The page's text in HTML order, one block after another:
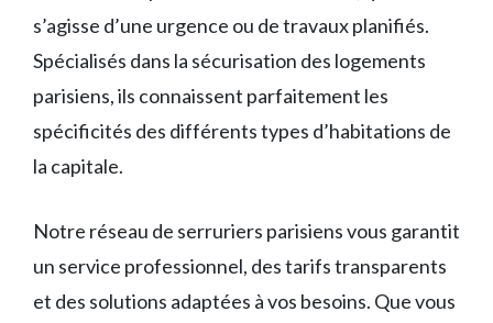
s’agisse d’une urgence ou de travaux planifiés.
Spécialisés dans la sécurisation des logements
parisiens, ils connaissent parfaitement les
spécificités des différents types d’habitations de
la capitale.
Notre réseau de serruriers parisiens vous garantit
un service professionnel, des tarifs transparents
et des solutions adaptées à vos besoins. Que vous